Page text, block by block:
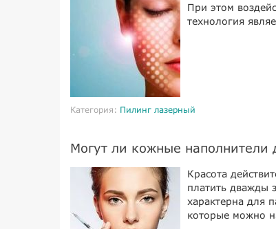
При этом
технология
Категория: Пилинг лазерный
Могут ли кожные наполнители
Красота
платить дважды
характерна для
которые можно